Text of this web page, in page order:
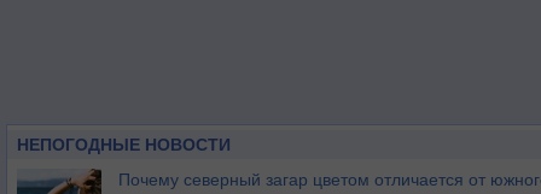
НЕПОГОДНЫЕ НОВОСТИ
Почему северный загар цветом отличается от